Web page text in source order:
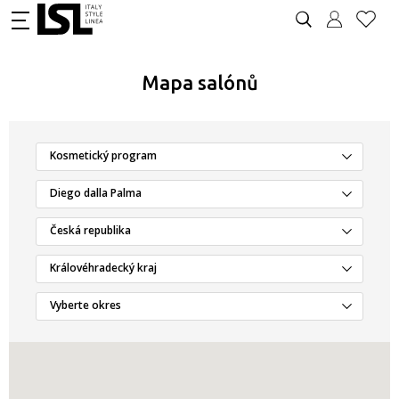
Mapa salónů
Kosmetický program
Diego dalla Palma
Česká republika
Královéhradecký kraj
Vyberte okres